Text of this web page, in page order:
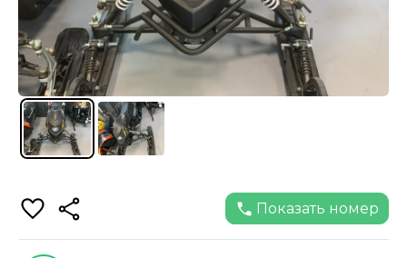
Показать номер